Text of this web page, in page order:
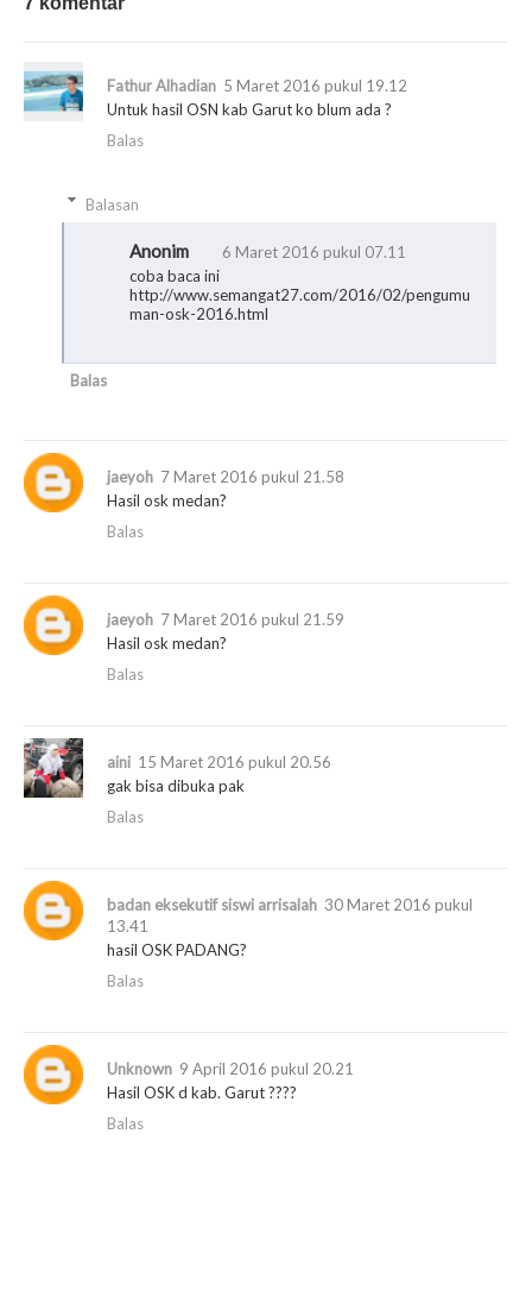
Fathur Alhadian 5 Maret 2016 pukul 19.12
Untuk hasil OSN kab Garut ko blum ada ?
Balas
Balasan
Anonim
6 Maret 2016 pukul 07.11
coba baca ini
http://www.semangat27.com/2016/02/pengumu
man-osk-2016.html
Balas
jaeyoh 7 Maret 2016 pukul 21.58
Hasil osk medan?
Balas
jaeyoh 7 Maret 2016 pukul 21.59
Hasil osk medan?
Balas
aini 15 Maret 2016 pukul 20.56
gak bisa dibuka pak
Balas
badan eksekutif siswi arrisalah 30 Maret 2016 pukul
13.41
hasil OSK PADANG?
Balas
Unknown 9 April 2016 pukul 20.21
Hasil OSK d kab. Garut ????
Balas